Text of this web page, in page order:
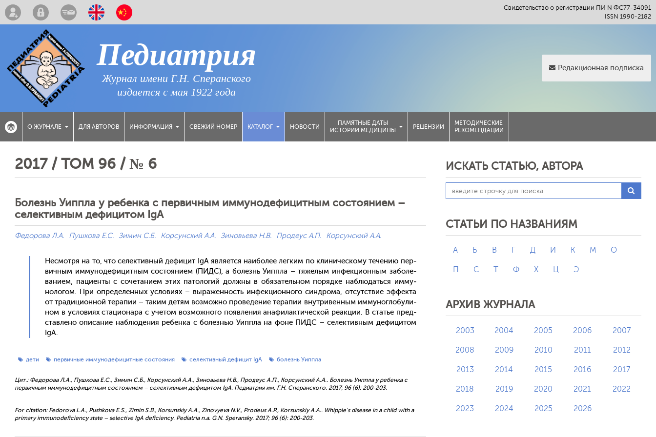
Свидетельство о регистрации ПИ N ФС77-34091
ISSN 1990-2182
Педиатрия
Журнал имени Г.Н. Сперанского
издается с мая 1922 года
Редакционная подписка
О ЖУРНАЛЕ ДЛЯ АВТОРОВ ИНФОРМАЦИЯ СВЕЖИЙ НОМЕР КАТАЛОГ НОВОСТИ
ПАМЯТНЫЕ ДАТЫ
ИСТОРИИ МЕДИЦИНЫ
РЕЦЕНЗИИ
МЕТОДИЧЕСКИЕ
РЕКОМЕНДАЦИИ
2017 / ТОМ 96 / № 6
Болезнь Уиппла у ребенка с первичным иммунодефицитным состоянием –
селективным дефицитом IgA
Федорова Л.А. Пушкова Е.С. Зимин С.Б. Корсунский А.А. Зиновьева Н.В. Продеус А.П. Корсунский А.А.
Нес­мотря на то, что се­лек­тивный де­фицит IgА яв­ля­ет­ся на­ибо­лее лег­ким по кли­ничес­ко­му те­чению пер­
вичным им­му­ноде­фицит­ным сос­то­яни­ем (ПИДС), а бо­лезнь У­ип­пла – тя­желым ин­фекци­он­ным за­боле­
вани­ем, па­ци­ен­ты с со­чета­ни­ем этих па­толо­гий дол­жны в обя­затель­ном по­ряд­ке наб­лю­дать­ся им­му­
ноло­гом. При оп­ре­делен­ных ус­ло­ви­ях – вы­ражен­ность ин­фекци­он­но­го син­дро­ма, от­сутс­твие эф­фекта
от тра­дици­он­ной те­рапии – та­ким де­тям воз­можно про­веде­ние те­рапии внут­ри­вен­ным им­му­ног­ло­були­
ном в ус­ло­ви­ях ста­ци­она­ра с уче­том воз­можно­го по­яв­ле­ния ана­филак­ти­чес­кой ре­ак­ции. В статье пред­
став­ле­но опи­сание наб­лю­дения ре­бен­ка с бо­лезнью У­ип­пла на фо­не ПИДС – се­лек­тивным де­фици­том
IgA.
дети первичные иммунодефицитные состояния селективный дефицит IgA болезнь Уиппла
Цит.: Федорова Л.А., Пушкова Е.С., Зимин С.Б., Корсунский А.А., Зиновьева Н.В., Продеус А.П., Корсунский А.А.. Болезнь Уиппла у ребенка с
первичным иммунодефицитным состоянием – селективным дефицитом IgA. Педиатрия им. Г.Н. Сперанского. 2017; 96 (6): 200-203.
For citation: Fedorova L.A., Pushkova E.S., Zimin S.B., Korsunskiy A.A., Zinovyeva N.V., Prodeus A.P., Korsunskiy A.A.. Whipple's disease in a child with a
primary immunodeficiency state – selective IgA deficiency. Pediatria n.a. G.N. Speransky. 2017; 96 (6): 200-203.
ИСКАТЬ СТАТЬЮ, АВТОРА
СТАТЬИ ПО НАЗВАНИЯМ
А Б В Г Д И К М О
П С Т Ф Х Ц Э
АРХИВ ЖУРНАЛА
2003 2004 2005 2006 2007
2008 2009 2010 2011 2012
2013 2014 2015 2016 2017
2018 2019 2020 2021 2022
2023 2024 2025 2026